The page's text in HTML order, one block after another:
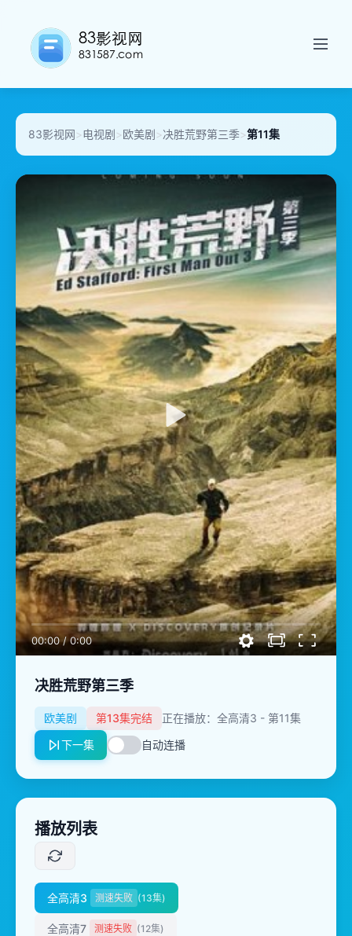
83影视网>电视剧>欧美剧>决胜荒野第三季>第11集
00:00/0:00
决胜荒野第三季
欧美剧 第13集完结
正在播放：全高清3 - 第11集
下一集
自动连播
播放列表
全高清3 测速失败 (13集)
全高清7 测速失败 (12集)